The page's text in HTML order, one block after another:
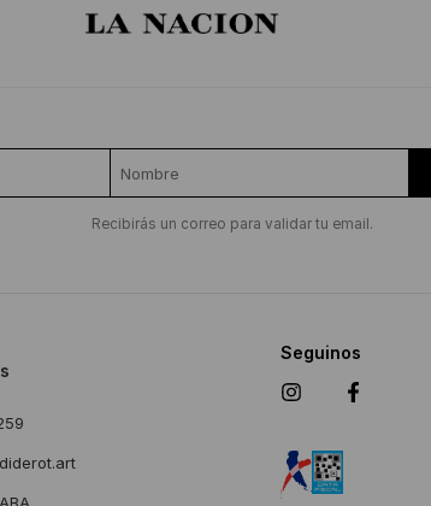
Recibirás un correo para validar tu email.
Seguinos